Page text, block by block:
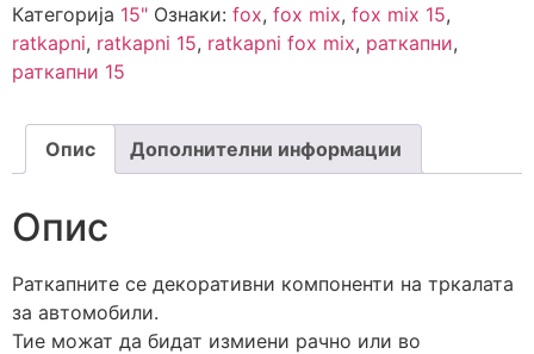
Категорија 15" Ознаки: fox, fox mix, fox mix 15,
ratkapni, ratkapni 15, ratkapni fox mix, раткапни,
раткапни 15
Опис Дополнителни информации
Опис
Раткапните се декоративни компоненти на тркалата
за автомобили.
Тие можат да бидат измиени рачно или во